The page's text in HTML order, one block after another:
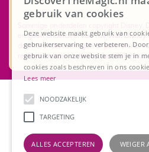
Sommige onderdelen copyright Disney.
en geen onderdeel van The Walt
dochterondernemingen of partners. Er
rechten worden ontleend aan de inhoud
gebruik van cookies
Deze website maakt gebruik van
gebruikerservaring te verbeteren.
gebruik van onze website stem je in
cookies zoals beschreven in ons
Lees meer
NOODZAKELIJK
TARGETING
ALLES ACCEPTEREN WEIGER